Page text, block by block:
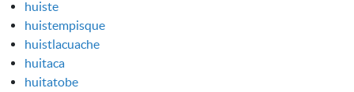
huiste
huistempisque
huistlacuache
huitaca
huitatobe